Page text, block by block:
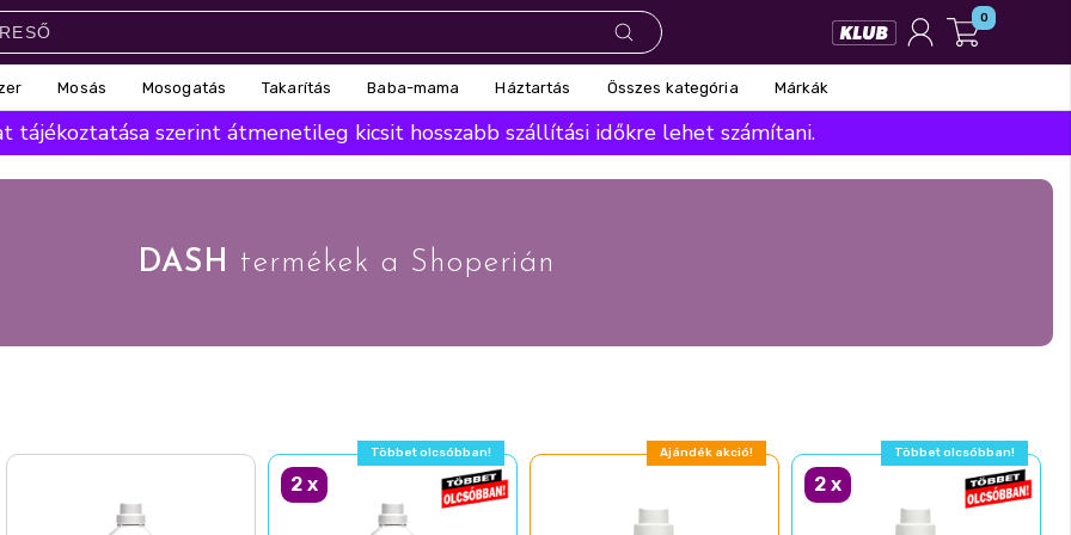
0
Mosás Mosogatás Takarítás Baba-mama Háztartás Összes kategória Márkák
tájékoztatása szerint átmenetileg kicsit hosszabb szállítási időkre lehet számítani.
DASH termékek a Shoperián
Többet olcsóbban!
2x
Ajándék akció! Többet olcsóbban!
2x